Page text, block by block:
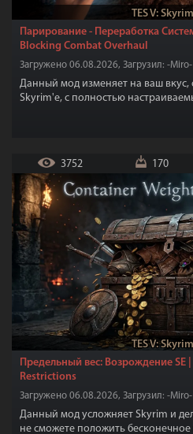
TES V:
Парирование - Переработка
Blocking Combat Overhaul
Загружено 06.08.2026, Загрузил: -Miro-
Данный мод изменяет на ваш вкус,
Skyrim'е, с полностью
TES V:
3752 170
Предельный вес: Возрождение SE
Restrictions
Загружено 06.08.2026, Загрузил: -Miro-
Данный мод усложняет Skyrim и
не сможете положить